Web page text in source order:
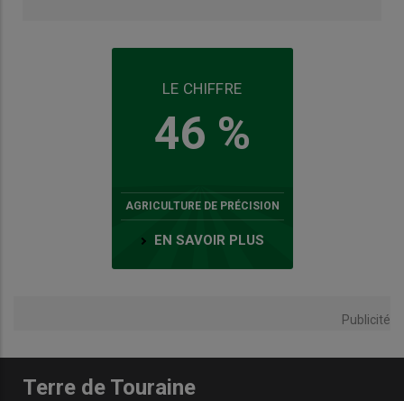
LE CHIFFRE
46 %
AGRICULTURE DE PRÉCISION
EN SAVOIR PLUS
Publicité
Terre de Touraine